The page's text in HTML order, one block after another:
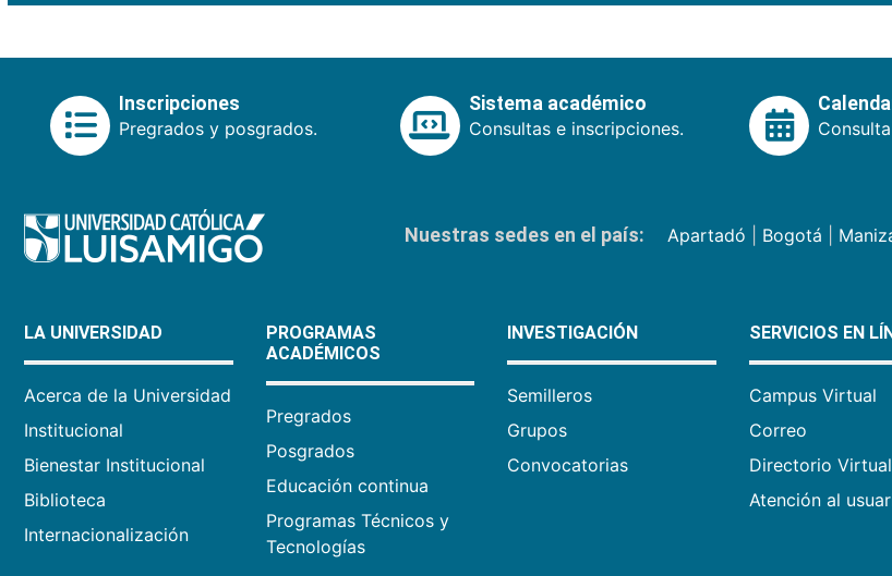
Inscripciones
Pregrados y posgrados.
Sistema académico
Consultas e inscripciones.
Nuestras sedes en el país: Apartadó Bogotá
LA UNIVERSIDAD
Acerca de la Universidad
Institucional
Bienestar Institucional
Biblioteca
Internacionalización
PROGRAMAS
ACADÉMICOS
Pregrados
Posgrados
Educación continua
Programas Técnicos y
Tecnologías
INVESTIGACIÓN
Semilleros
Grupos
Convocatorias
SERVICIOS EN
Campus Virtual
Correo
Directorio Virtual
Atención al